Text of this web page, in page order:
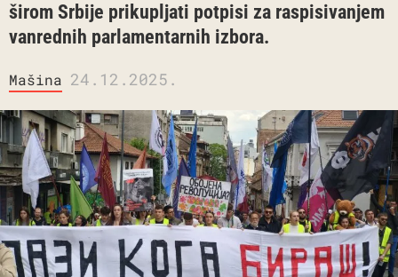
širom Srbije prikupljati potpisi za raspisivanjem
vanrednih parlamentarnih izbora.
Mašina 24.12.2025.